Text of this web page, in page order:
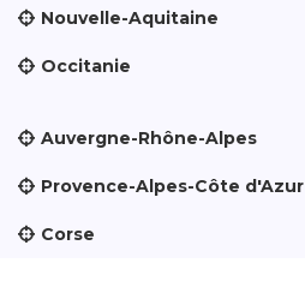
Nouvelle-Aquitaine
Occitanie
Auvergne-Rhône-Alpes
Provence-Alpes-Côte d'Azur
Corse